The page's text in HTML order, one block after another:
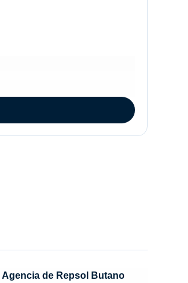
Agencia de Repsol Butano